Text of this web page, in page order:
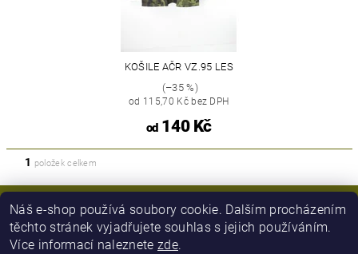
KOŠILE AČR VZ.95 LES
(–35 %)
od 115,70 Kč bez DPH
od140 Kč
1 položek celkem
Náš e-shop používá soubory cookie. Dalším procházením
těchto stránek vyjadřujete souhlas s jejich používáním.
Více informací naleznetezde.